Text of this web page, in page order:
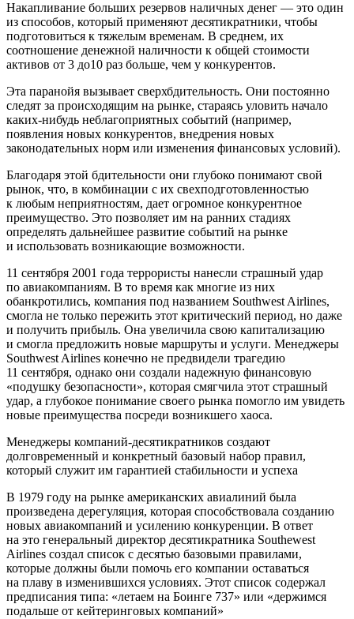
Накапливание больших резервов наличных денег — это один
из способов, который применяют десятикратники, чтобы
подготовиться к тяжелым временам. В среднем, их
соотношение денежной наличности к общей стоимости
активов от 3 до10 раз больше, чем у конкурентов.
Эта паранойя вызывает сверхбдительность. Они постоянно
следят за происходящим на рынке, стараясь уловить начало
каких-нибудь неблагоприятных событий (например,
появления новых конкурентов, внедрения новых
законодательных норм или изменения финансовых условий).
Благодаря этой бдительности они глубоко понимают свой
рынок, что, в комбинации с их свехподготовленностью
к любым неприятностям, дает огромное конкурентное
преимущество. Это позволяет им на ранних стадиях
определять дальнейшее развитие событий на рынке
и использовать возникающие возможности.
11 сентября 2001 года террористы нанесли страшный удар
по авиакомпаниям. В то время как многие из них
обанкротились, компания под названием Southwest Airlines,
смогла не только пережить этот критический период, но даже
и получить прибыль. Она увеличила свою капитализацию
и смогла предложить новые маршруты и услуги. Менеджеры
Southwest Airlines конечно не предвидели трагедию
11 сентября, однако они создали надежную финансовую
«подушку безопасности», которая смягчила этот страшный
удар, а глубокое понимание своего рынка помогло им увидеть
новые преимущества посреди возникшего хаоса.
Менеджеры компаний-десятикратников создают
долговременный и конкретный базовый набор правил,
который служит им гарантией стабильности и успеха
В 1979 году на рынке американских авиалиний была
произведена дерегуляция, которая способствовала созданию
новых авиакомпаний и усилению конкуренции. В ответ
на это генеральный директор десятикратника Southewest
Airlines создал список с десятью базовыми правилами,
которые должны были помочь его компании оставаться
на плаву в изменившихся условиях. Этот список содержал
предписания типа: «летаем на Боинге 737» или «держимся
подальше от кейтеринговых компаний»